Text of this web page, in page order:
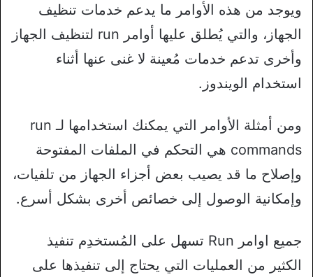
ويوجد من هذه الأوامر ما يدعم خدمات تنظيف
الجهاز، والتي يُطلق عليها أوامر run لتنظيف الجهاز
وأخرى تدعم خدمات مُعينة لا غنى عنها أثناء
استخدام الويندوز.
ومن أمثلة الأوامر التي يمكنك استخدامها لـ run
commands هي التحكم في الملفات المفتوحة
وإصلاح ما قد يصيب بعض أجزاء الجهاز من تلفيات،
وإمكانية الوصول إلى خصائص أخرى بشكل أسرع.
جميع اوامر Run تسهل على المُستخدِم تنفيذ
الكثير من العمليات التي يحتاج إلى تنفيذها على